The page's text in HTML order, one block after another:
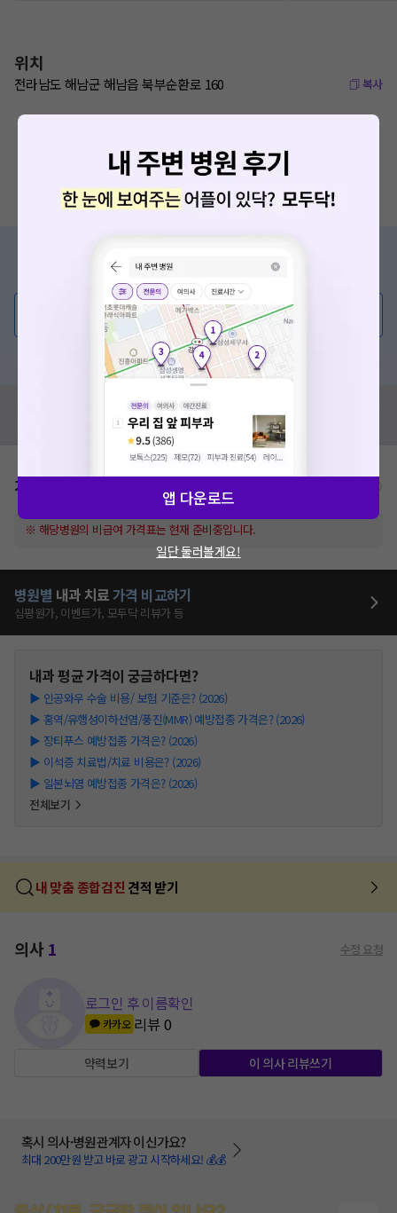
위치
전라남도 해남군 해남읍 북부순환로 160 복사
증상/치료, 궁금한 점이 있나요?
의사가 직접 답해드려요!
💬 무엇이든 물어보세요
혹은, 의료상담 서비스에 다양한 게시글 보러가기
혹시 잘못된 병원정보가 있나요?
모두닥 팀에 알려주세요!
가격표
※ 해당병원의 비급여 가격표는 현재 준비중입니다.
병원별 내과 치료가격 비교하기
심평원가, 이벤트가, 모두닥 리뷰가 등
내과평균 가격이 궁금하다면?
▶ 인공와우 수술 비용/ 보험 기준은? (2026)
▶ 홍역/유행성이하선염/풍진(MMR) 예방접종 가격은? (2026)
▶ 장티푸스 예방접종 가격은? (2026)
▶ 이석증 치료법/치료 비용은? (2026)
▶ 일본뇌염 예방접종 가격은? (2026)
전체보기
내 맞춤 종합검진 견적 받기
의사1 수정 요청
로그인 후 이름확인
카카오 리뷰0
약력보기 이 의사 리뷰쓰기
혹시 의사·병원관계자 이신가요?
최대 200만원 받고 바로 광고 시작하세요! 💰💰
앱 다운로드
일단 둘러볼게요!